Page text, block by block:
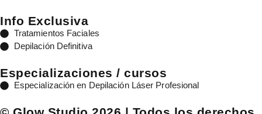
Info Exclusiva
Tratamientos Faciales
Depilación Definitiva
Especializaciones / cursos
Especialización en Depilación Láser Profesional